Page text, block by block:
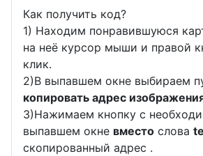
Как получить код?
1) Находим понравившуюся
на неё курсор мыши и правой
клик.
2)В выпавшем окне выбираем
копировать адрес
3)Нажимаем кнопку с
выпавшем окне вместо слова
скопированный адрес .